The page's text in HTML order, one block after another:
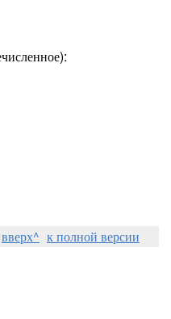
вверх^ к полной версии